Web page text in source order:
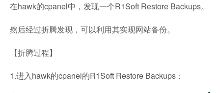
在hawk的cpanel中，发现一个R1Soft Restore Backups。
然后经过折腾发现，可以利用其实现网站备份。
【折腾过程】
1.进入hawk的cpanel的R1Soft Restore Backups：